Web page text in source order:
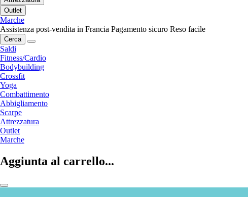
Outlet
Marche
Assistenza post-vendita in Francia Pagamento sicuro Reso facile
Cerca
Saldi
Fitness/Cardio
Bodybuilding
Crossfit
Yoga
Combattimento
Abbigliamento
Scarpe
Attrezzatura
Outlet
Marche
Aggiunta al carrello...